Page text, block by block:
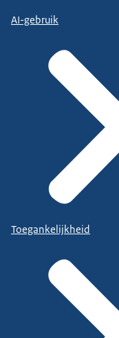
AI-gebruik
Toegankelijkheid